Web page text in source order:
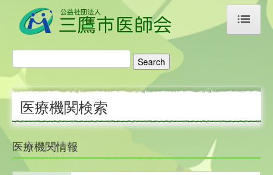
ホーム
医師会のご案内
ご挨拶・あゆみ
アクセス
医療機関検索
医療機関情報